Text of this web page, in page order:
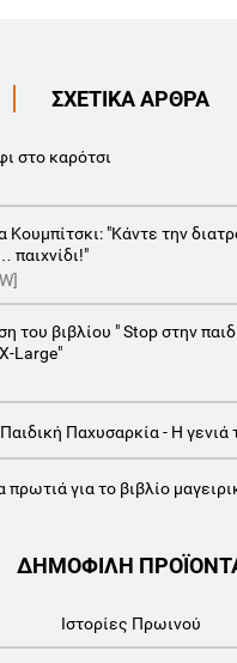
ΣΧΕΤΙΚΑ ΑΡΘΡΑ
στο καρότσι
Κουμπίτσκι: "Κάντε την
παιχνίδι!"
του βιβλίου " Stop στην
Large"
Παχυσαρκία - Η γενιά
πρωτιά για το βιβλίο
ΔΗΜΟΦΙΛΗ
Ιστορίες Πρωινού